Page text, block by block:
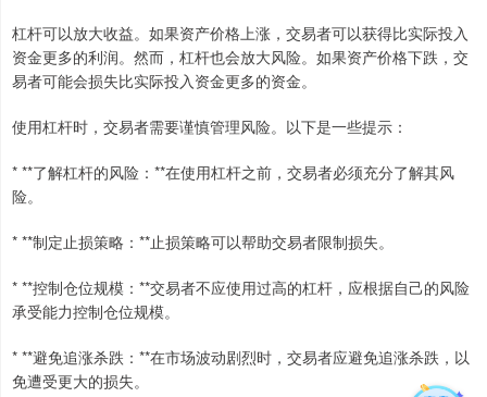
杠杆可以放大收益。如果资产价格上涨，交易者可以获得比实际投入
资金更多的利润。然而，杠杆也会放大风险。如果资产价格下跌，交
易者可能会损失比实际投入资金更多的资金。
使用杠杆时，交易者需要谨慎管理风险。以下是一些提示：
* **了解杠杆的风险：**在使用杠杆之前，交易者必须充分了解其风
险。
* **制定止损策略：**止损策略可以帮助交易者限制损失。
* **控制仓位规模：**交易者不应使用过高的杠杆，应根据自己的风险
承受能力控制仓位规模。
* **避免追涨杀跌：**在市场波动剧烈时，交易者应避免追涨杀跌，以
免遭受更大的损失。